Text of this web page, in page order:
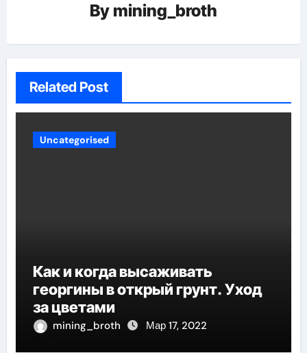
By mining_broth
Related Post
Uncategorised
Как и когда высаживать
георгины в открый грунт. Уход
за цветами
mining_broth Мар 17, 2022